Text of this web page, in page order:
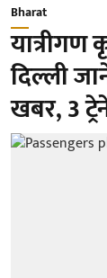
Bharat
यात्रीगण
दिल्ली
खबर, 3